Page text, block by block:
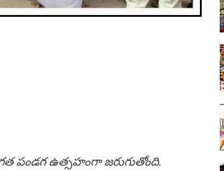
పండ‌గ ఉత్స‌హంగా జ‌రుగుతోంది.